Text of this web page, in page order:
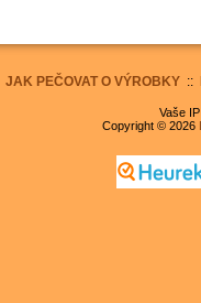
JAK PEČOVAT O VÝROBKY::
Vaše
Copyright © 2026